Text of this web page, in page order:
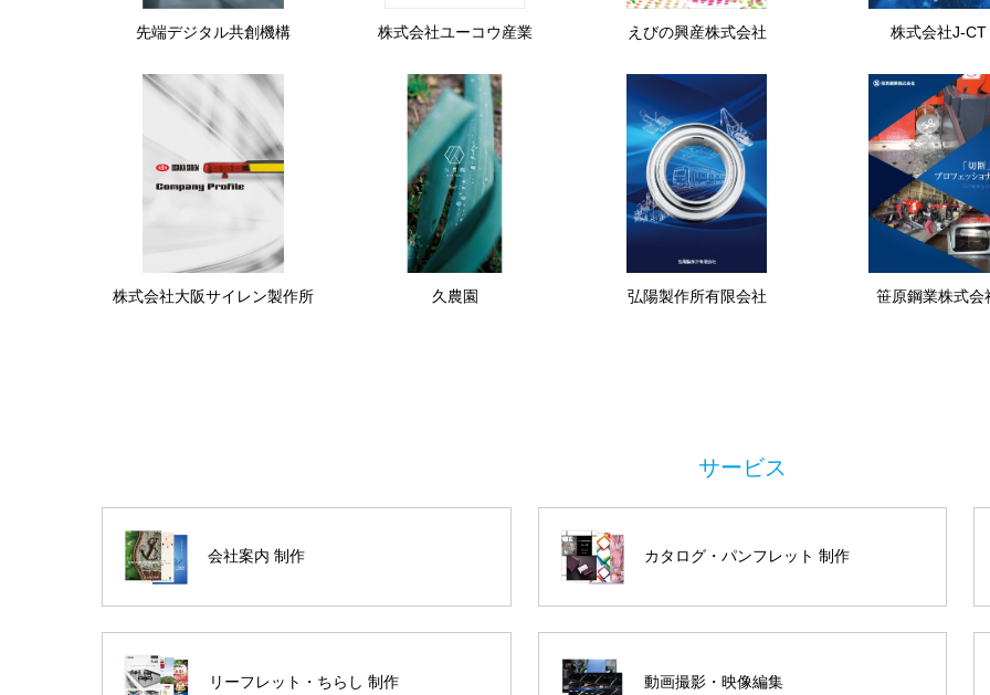
先端デジタル共創機構 株式会社ユーコウ産業 えびの興産株式会社 株式会社J-CT
株式会社大阪サイレン製作所 久農園 弘陽製作所有限会社 笹原鋼業株式会
会社案内 制作 カタログ・パンフレット 制作
リーフレット・ちらし 制作 動画撮影・映像編集